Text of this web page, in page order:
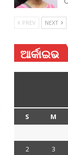
PREV NEXT
ଆର୍କାଇଭ
S M
2
3